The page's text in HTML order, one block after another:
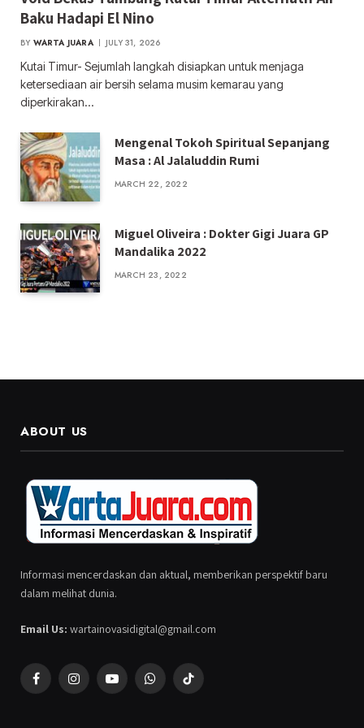
Baku Hadapi El Nino
BY WARTA JUARA JULY 31, 2026
Kutai Timur- Sejumlah langkah disiapkan untuk menjaga
ketersediaan air bersih selama musim kemarau yang
diperkirakan…
Mengenal Tokoh Spiritual Sepanjang
Masa : Al Jalaluddin Rumi
MARCH 22, 2022
Miguel Oliveira : Dokter Gigi Juara GP
Mandalika 2022
MARCH 23, 2022
ABOUT US
Informasi mencerdaskan dan aktual, memberikan perspektif baru
dalam melihat dunia.
Email Us: wartainovasidigital@gmail.com
FacebookInstagramYouTubeWhatsAppTikTok